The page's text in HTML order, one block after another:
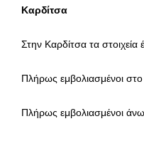
Καρδίτσα
Στην Καρδίτσα τα στοιχεία
Πλήρως εμβολιασμένοι
Πλήρως εμβολιασμένοι